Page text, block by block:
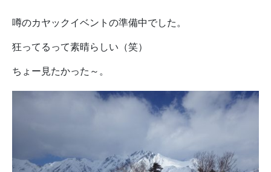
噂のカヤックイベントの準備中でした。
狂ってるって素晴らしい（笑）
ちょー見たかった～。